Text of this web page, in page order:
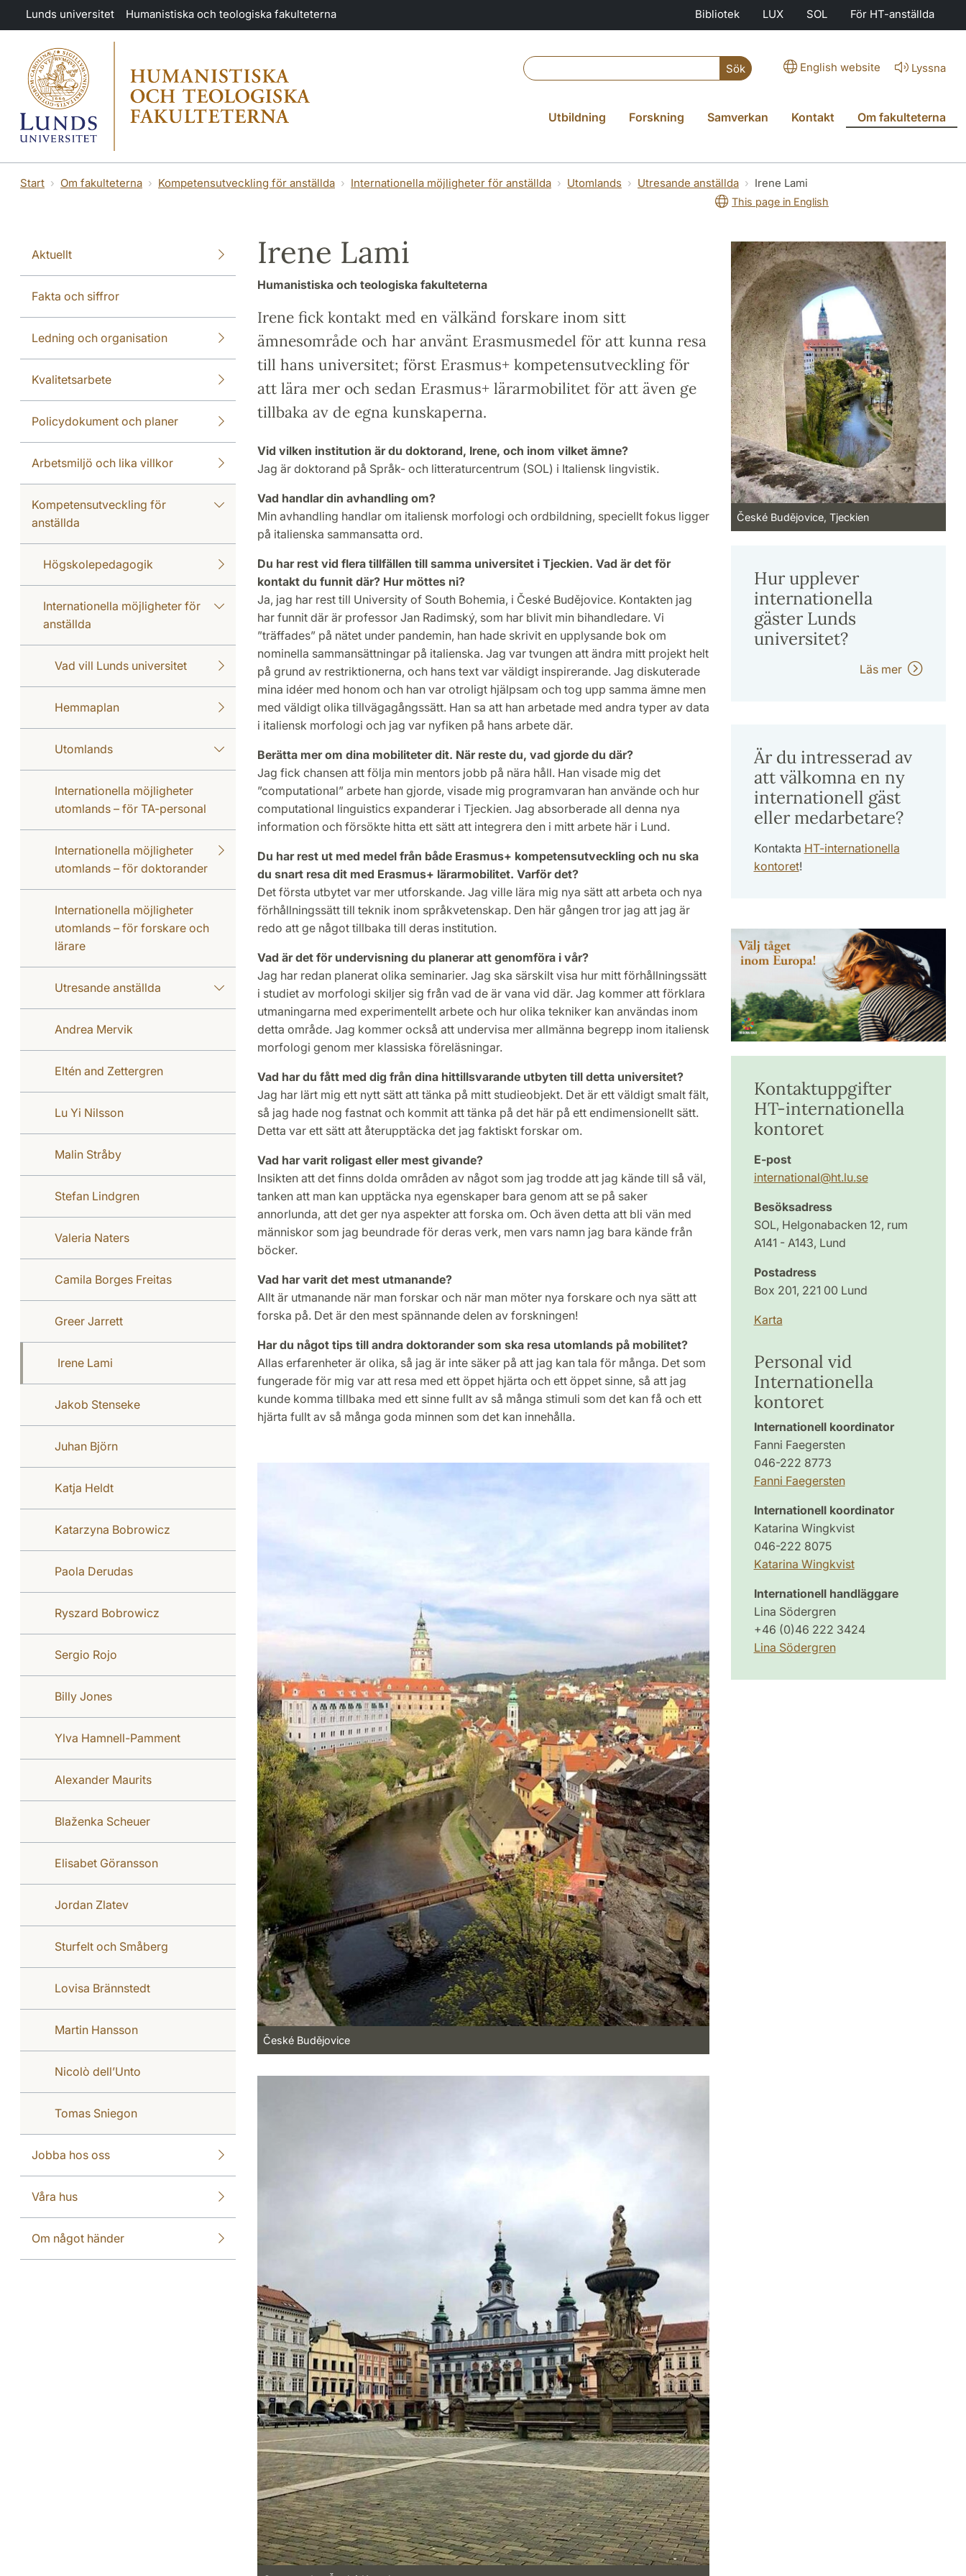
Hoppa till huvudinnehåll
Lunds universitet Humanistiska och teologiska fakulteterna Bibliotek LUX SOL För HT-anställda
Sök English website Lyssna
Utbildning Forskning Samverkan Kontakt Om fakulteterna
Start Om fakulteterna Kompetensutveckling för anställda Internationella möjligheter för anställda Utomlands Utresande anställda Irene Lami
This page in English
Aktuellt
Fakta och siffror
Ledning och organisation
Kvalitetsarbete
Policydokument och planer
Arbetsmiljö och lika villkor
Kompetensutveckling för
anställda
Högskolepedagogik
Internationella möjligheter för
anställda
Vad vill Lunds universitet
Hemmaplan
Utomlands
Internationella möjligheter
utomlands – för TA-personal
Internationella möjligheter
utomlands – för doktorander
Internationella möjligheter
utomlands – för forskare och
lärare
Utresande anställda
Andrea Mervik
Eltén and Zettergren
Lu Yi Nilsson
Malin Stråby
Stefan Lindgren
Valeria Naters
Camila Borges Freitas
Greer Jarrett
Irene Lami
Jakob Stenseke
Juhan Björn
Katja Heldt
Katarzyna Bobrowicz
Paola Derudas
Ryszard Bobrowicz
Sergio Rojo
Billy Jones
Ylva Hamnell-Pamment
Alexander Maurits
Blaženka Scheuer
Elisabet Göransson
Jordan Zlatev
Sturfelt och Småberg
Lovisa Brännstedt
Martin Hansson
Nicolò dell’Unto
Tomas Sniegon
Jobba hos oss
Våra hus
Om något händer
Irene Lami
Humanistiska och teologiska fakulteterna
Irene fick kontakt med en välkänd forskare inom sitt
ämnesområde och har använt Erasmusmedel för att kunna resa
till hans universitet; först Erasmus+ kompetensutveckling för
att lära mer och sedan Erasmus+ lärarmobilitet för att även ge
tillbaka av de egna kunskaperna.
Vid vilken institution är du doktorand, Irene, och inom vilket ämne?
Jag är doktorand på Språk- och litteraturcentrum (SOL) i Italiensk lingvistik.
Vad handlar din avhandling om?
Min avhandling handlar om italiensk morfologi och ordbildning, speciellt fokus ligger
på italienska sammansatta ord.
Du har rest vid flera tillfällen till samma universitet i Tjeckien. Vad är det för
kontakt du funnit där? Hur möttes ni?
Ja, jag har rest till University of South Bohemia, i České Budějovice. Kontakten jag
har funnit där är professor Jan Radimský, som har blivit min bihandledare. Vi
”träffades” på nätet under pandemin, han hade skrivit en upplysande bok om
nominella sammansättningar på italienska. Jag var tvungen att ändra mitt projekt helt
på grund av restriktionerna, och hans text var väldigt inspirerande. Jag diskuterade
mina idéer med honom och han var otroligt hjälpsam och tog upp samma ämne men
med väldigt olika tillvägagångssätt. Han sa att han arbetade med andra typer av data
i italiensk morfologi och jag var nyfiken på hans arbete där.
Berätta mer om dina mobiliteter dit. När reste du, vad gjorde du där?
Jag fick chansen att följa min mentors jobb på nära håll. Han visade mig det
”computational” arbete han gjorde, visade mig programvaran han använde och hur
computational linguistics expanderar i Tjeckien. Jag absorberade all denna nya
information och försökte hitta ett sätt att integrera den i mitt arbete här i Lund.
Du har rest ut med medel från både Erasmus+ kompetensutveckling och nu ska
du snart resa dit med Erasmus+ lärarmobilitet. Varför det?
Det första utbytet var mer utforskande. Jag ville lära mig nya sätt att arbeta och nya
förhållningssätt till teknik inom språkvetenskap. Den här gången tror jag att jag är
redo att ge något tillbaka till deras institution.
Vad är det för undervisning du planerar att genomföra i vår?
Jag har redan planerat olika seminarier. Jag ska särskilt visa hur mitt förhållnings­sätt
i studiet av morfologi skiljer sig från vad de är vana vid där. Jag kommer att förklara
utmaningarna med experimentellt arbete och hur olika tekniker kan användas inom
detta område. Jag kommer också att undervisa mer allmänna begrepp inom italiensk
morfologi genom mer klassiska föreläsningar.
Vad har du fått med dig från dina hittillsvarande utbyten till detta universitet?
Jag har lärt mig ett nytt sätt att tänka på mitt studieobjekt. Det är ett väldigt smalt fält,
så jag hade nog fastnat och kommit att tänka på det här på ett endimensionellt sätt.
Detta var ett sätt att återupptäcka det jag faktiskt forskar om.
Vad har varit roligast eller mest givande?
Insikten att det finns dolda områden av något som jag trodde att jag kände till så väl,
tanken att man kan upptäcka nya egenskaper bara genom att se på saker
annorlunda, att det ger nya aspekter att forska om. Och även detta att bli vän med
människor som jag beundrade för deras verk, men vars namn jag bara kände från
böcker.
Vad har varit det mest utmanande?
Allt är utmanande när man forskar och när man möter nya forskare och nya sätt att
forska på. Det är den mest spännande delen av forskningen!
Har du något tips till andra doktorander som ska resa utomlands på mobilitet?
Allas erfarenheter är olika, så jag är inte säker på att jag kan tala för många. Det som
fungerade för mig var att resa med ett öppet hjärta och ett öppet sinne, så att jag
kunde komma tillbaka med ett sinne fullt av så många stimuli som det kan få och ett
hjärta fullt av så många goda minnen som det kan innehålla.
České Budějovice
České Budějovice, Tjeckien
Hur upplever
internationella
gäster Lunds
universitet?
Läs mer
Är du intresserad av
att välkomna en ny
internationell gäst
eller medarbetare?
Kontakta HT-internationella
kontoret!
Kontaktuppgifter
HT-internationella
kontoret
E-post
international@ht.lu.se
Besöksadress
SOL, Helgonabacken 12, rum
A141 - A143, Lund
Postadress
Box 201, 221 00 Lund
Karta
Personal vid
Internationella
kontoret
Internationell koordinator
Fanni Faegersten
046-222 8773
Fanni Faegersten
Internationell koordinator
Katarina Wingkvist
046-222 8075
Katarina Wingkvist
Internationell handläggare
Lina Södergren
+46 (0)46 222 3424
Lina Södergren